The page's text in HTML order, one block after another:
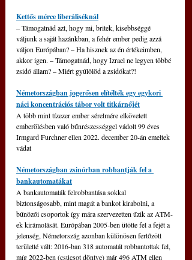
Kettős mérce liberáliséknál
– Támogatnád azt, hogy mi, britek, kisebbséggé
váljunk a saját hazánkban, a fehér ember pedig azzá
váljon Európában? – Ha hisznek az én értékeimben,
akkor igen. – Támogatnád, hogy Izrael ne legyen többé
zsidó állam? – Miért gyűlölöd a zsidókat?!
Németországban jogerősen elítélték egy egykori
náci koncentrációs tábor volt titkárnőjét
A több mint tízezer ember sérelmére elkövetett
emberölésben való bűnrészességgel vádolt 99 éves
Irmgard Furchner ellen 2022. december 20-án emeltek
vádat
Németországban zsinórban robbantják fel a
bankautomatákat
A bankautomaták felrobbantása sokkal
biztonságosabb, mint magát a bankot kirabolni, a
bűnözői csoportok így mára szervezetten űzik az ATM-
ek kirámolását. Európában 2005-ben ütötte fel a fejét a
jelenség, Németország azonban különösen fertőzött
területté vált: 2016-ban 318 automatát robbantottak fel,
míg 2022-ben (csúcsot döntve) már 496 ATM ellen